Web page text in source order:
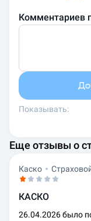
Комментариев
Показывать:
Еще отзывы о
Каско
КАСКО
26.04.2026 было